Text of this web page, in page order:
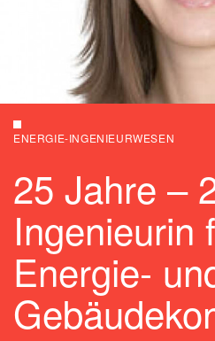
ENERGIE-INGENIEURWESEN
25 Jahre –
Ingenieurin
Energie-